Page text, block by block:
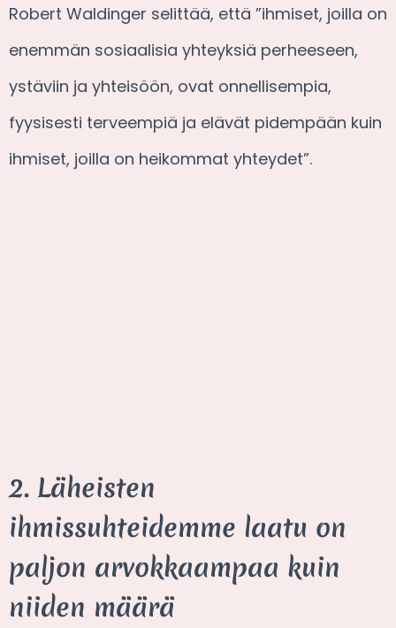
Robert Waldinger selittää, että ”ihmiset, joilla on
enemmän sosiaalisia yhteyksiä perheeseen,
ystäviin ja yhteisöön, ovat onnellisempia,
fyysisesti terveempiä ja elävät pidempään kuin
ihmiset, joilla on heikommat yhteydet”.
2. Läheisten
ihmissuhteidemme laatu on
paljon arvokkaampaa kuin
niiden määrä